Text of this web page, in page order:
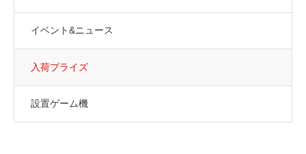
イベント&ニュース
入荷プライズ
設置ゲーム機